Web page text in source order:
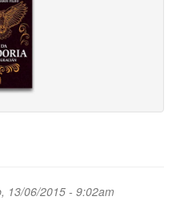
13/06/2015 - 9:02am